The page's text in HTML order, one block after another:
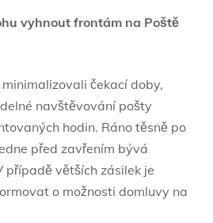
vyhnout frontám na Poště
čekací doby,
navštěvování pošty
hodin. Ráno těsně po
před zavřením bývá
případě větších zásilek je
o možnosti domluvy na